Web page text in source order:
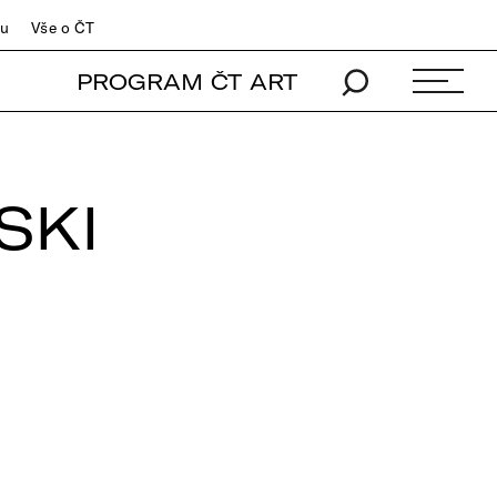
Vše o ČT
PROGRAM ČT ART